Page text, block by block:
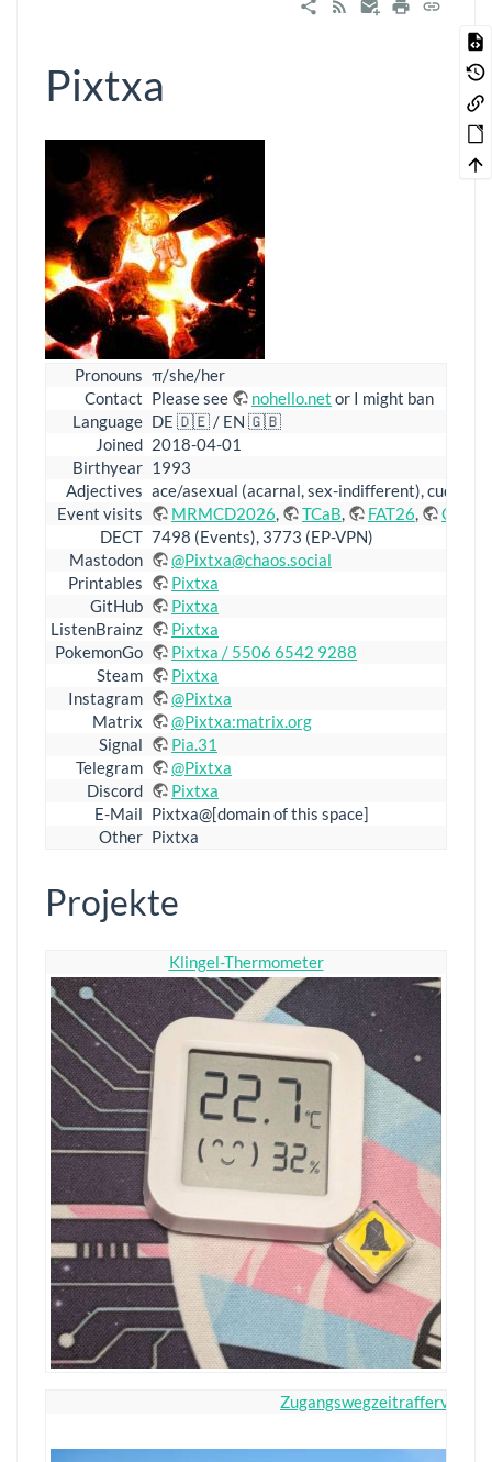
Pixtxa
Pronouns π/she/her
Contact Please see nohello.net or I might ban
Language DE 🇩🇪 / EN 🇬🇧
Joined 2018-04-01
Birthyear 1993
Adjectives ace/asexual (acarnal, sex-indifferent), cuddle
Event visits
MRMCD2026, TCaB, FAT26,
DECT 7498 (Events), 3773 (EP-VPN)
Mastodon
@Pixtxa@chaos.social
Printables
Pixtxa
GitHub
Pixtxa
ListenBrainz
Pixtxa
PokemonGo
Pixtxa / 5506 6542 9288
Steam
Pixtxa
Instagram
@Pixtxa
Matrix
@Pixtxa:matrix.org
Signal
Pia.31
Telegram
@Pixtxa
Discord
Pixtxa
E-Mail Pixtxa@[domain of this space]
Other Pixtxa
Projekte
Klingel-Thermometer
Zugangswegzeitraffervideo